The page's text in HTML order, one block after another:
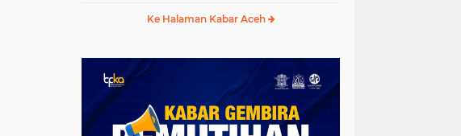
Ke Halaman Kabar Aceh